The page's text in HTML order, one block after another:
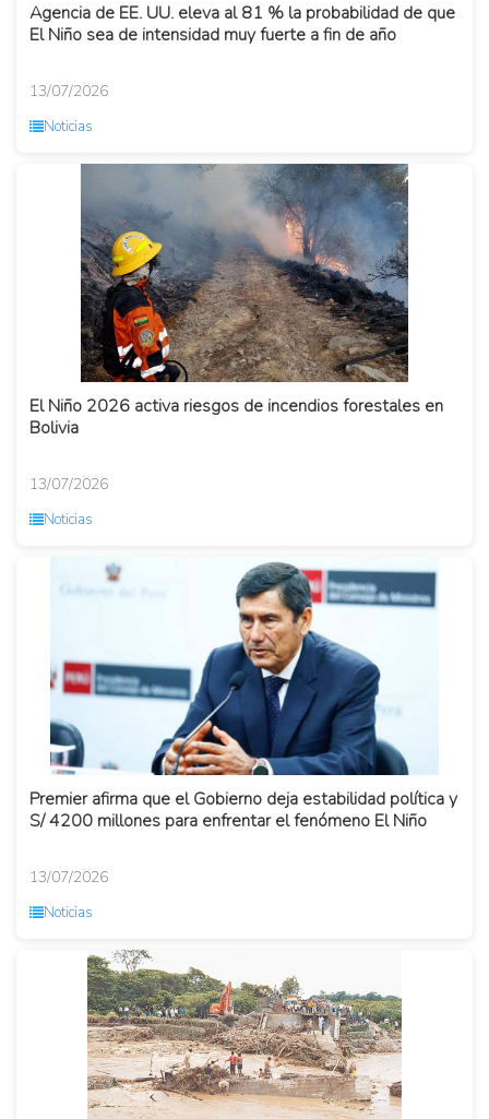
Agencia de EE. UU. eleva al 81 % la probabilidad de que
El Niño sea de intensidad muy fuerte a fin de año
13/07/2026
Noticias
El Niño 2026 activa riesgos de incendios forestales en
Bolivia
13/07/2026
Noticias
Premier afirma que el Gobierno deja estabilidad política y
S/ 4200 millones para enfrentar el fenómeno El Niño
13/07/2026
Noticias